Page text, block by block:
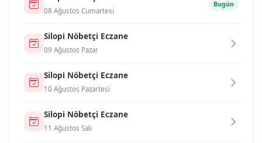
08 Ağustos Cumartesi
Bugün
Si̇lopi̇ Nöbetçi Eczane
09 Ağustos Pazar
Si̇lopi̇ Nöbetçi Eczane
10 Ağustos Pazartesi
Si̇lopi̇ Nöbetçi Eczane
11 Ağustos Salı